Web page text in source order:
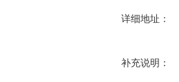
详细地址：
补充说明：